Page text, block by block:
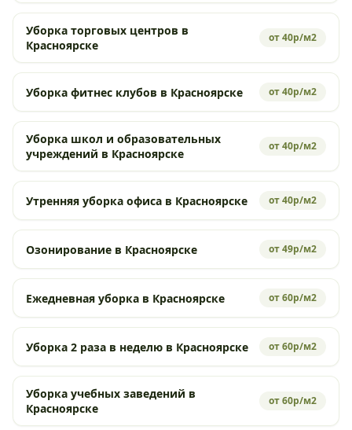
Уборка торговых центров в
Красноярске
от 40р/м2
Уборка фитнес клубов в Красноярске от 40р/м2
Уборка школ и образовательных
учреждений в Красноярске
от 40р/м2
Утренняя уборка офиса в Красноярске от 40р/м2
Озонирование в Красноярске от 49р/м2
Ежедневная уборка в Красноярске от 60р/м2
Уборка 2 раза в неделю в Красноярске от 60р/м2
Уборка учебных заведений в
Красноярске
от 60р/м2